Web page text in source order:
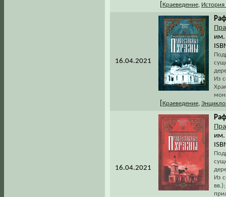
Краеведение История
16.04.2021
им.
Из
Краеведение
16.04.2021
им.
Из